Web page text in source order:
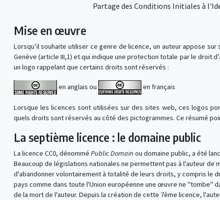
Partage des Conditions Initiales à
Mise en œuvre
Lorsqu’il souhaite utiliser ce genre de licence, un auteur appose
Genève (article III,1) et qui indique une protection totale par le droit
un logo rappelant que certains droits sont réservés :
en anglais ou en français
Lorsque les licences sont utilisées sur des sites web, ces logos
quels droits sont réservés au côté des pictogrammes. Ce résumé
La septième licence : le domaine public
La licence CC0, dénommé Public Domain ou domaine public, a été
Beaucoup de législations nationales ne permettent pas à l'auteur
d'abandonner volontairement à totalité de leurs droits, y compris le
pays comme dans toute l'Union européenne une œuvre ne "tombe"
de la mort de l'auteur. Depuis la création de cette 7ème licence,